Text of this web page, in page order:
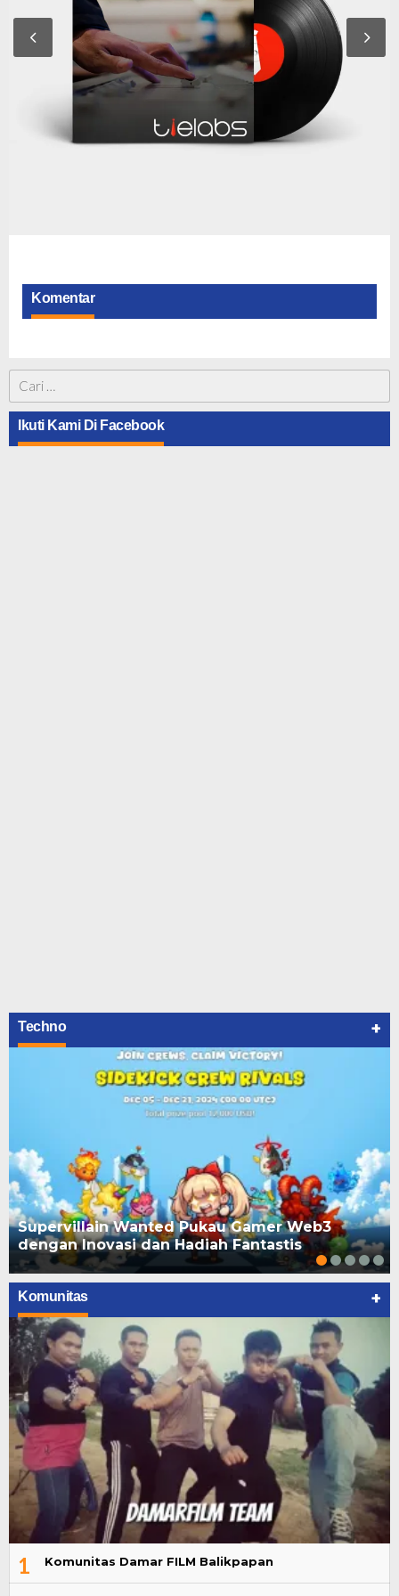
Komentar
Cari
untuk:
Ikuti Kami Di Facebook
Techno +
Supervillain Wanted Pukau Gamer Web3
dengan Inovasi dan Hadiah Fantastis
Komunitas +
1 Komunitas Damar FILM Balikpapan